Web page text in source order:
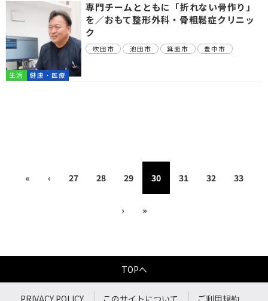
生活 健康・医療
専門チームとともに「折れない骨作り」
を／おもて整形外科・骨粗鬆症クリニッ
ク
吹田市 池田市 箕面市 豊中市
« ‹ 27 28 29 30 31 32 33
› »
TOPへ
PRIVACY POLICY このサイトについて ご利用規約